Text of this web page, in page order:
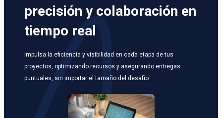
precisión y colaboración en
tiempo real
Impulsa la eficiencia y visibilidad en cada etapa de tus
proyectos, optimizando recursos y asegurando entregas
puntuales, sin importar el tamaño del desafío